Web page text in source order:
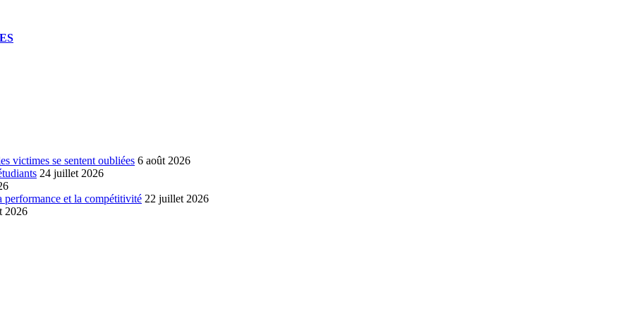
victimes se sentent oubliées 6 août 2026
24 juillet 2026
et la compétitivité 22 juillet 2026
2026